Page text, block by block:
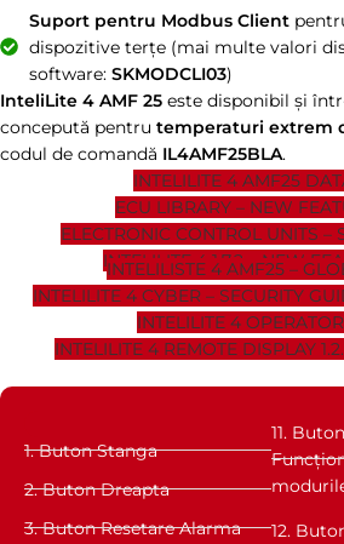
Suport pentru Modbus Client
dispozitive terțe (mai multe valori
software: SKMODCLI03)
InteliLite 4 AMF 25 este disponibil și
concepută pentru temperaturi extrem
codul de comandă IL4AMF25BLA.
INTELILITE 4 AMF25
ECU LIBRARY – NEW
ELECTRONIC CONTROL UNITS –
INTELILITE 4 1.7.2 – NEW
INTELILISTE 4 AMF25 –
INTELILITE 4 CYBER – SECURITY
INTELILITE 4
INTELILITE 4 REMOTE DISPLAY
1. Buton Stanga
2. Buton Dreapta
3. Buton Resetare Alarma
11.
12.